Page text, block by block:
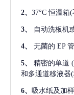
2、 37°C 恒温箱
3、 自动洗板机
4、 无菌的 EP
5、 精密的单道
和多通道移液器
6、 吸水纸及加